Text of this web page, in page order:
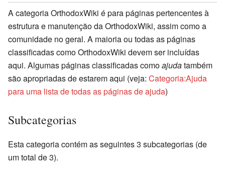
A categoria OrthodoxWiki é para páginas pertencentes à
estrutura e manutenção da OrthodoxWiki, assim como a
comunidade no geral. A maioria ou todas as páginas
classificadas como OrthodoxWiki devem ser incluídas
aqui. Algumas páginas classificadas comoajudatambém
são apropriadas de estarem aqui (veja: Categoria:Ajuda
para uma lista de todas as páginas de ajuda)
Subcategorias
Esta categoria contém as seguintes 3 subcategorias (de
um total de 3).